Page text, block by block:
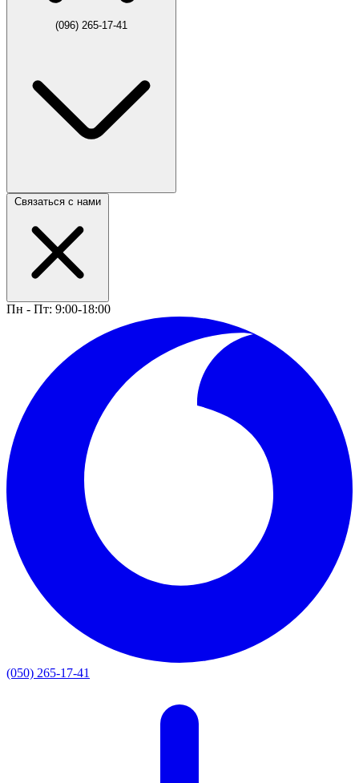
(096) 265-17-41
Связаться с нами
Пн - Пт: 9:00-18:00
(050) 265-17-41